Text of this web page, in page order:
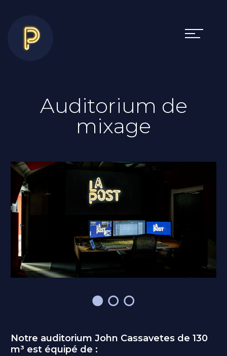
Auditorium de
mixage
Notre auditorium John Cassavetes de 130
m³ est équipé de :